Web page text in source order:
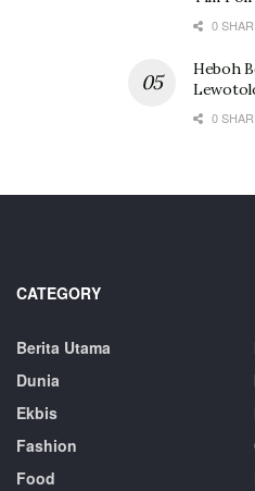
0
Heboh
0
CATEGORY
Berita Utama
Dunia
Ekbis
Fashion
Food